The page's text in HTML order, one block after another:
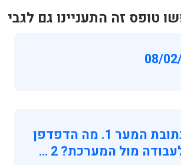
טופס זה התעניינו גם לגבי
כת? מה כתובת המער 1. מה הדפדפן
מול המערכת? 2 …